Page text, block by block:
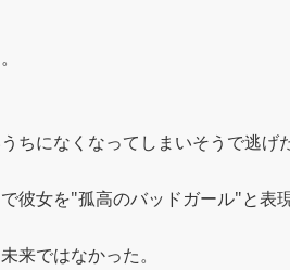
ちになくなってしまいそうで逃げ
彼女を"孤高のバッドガール"と表現
来ではなかった。